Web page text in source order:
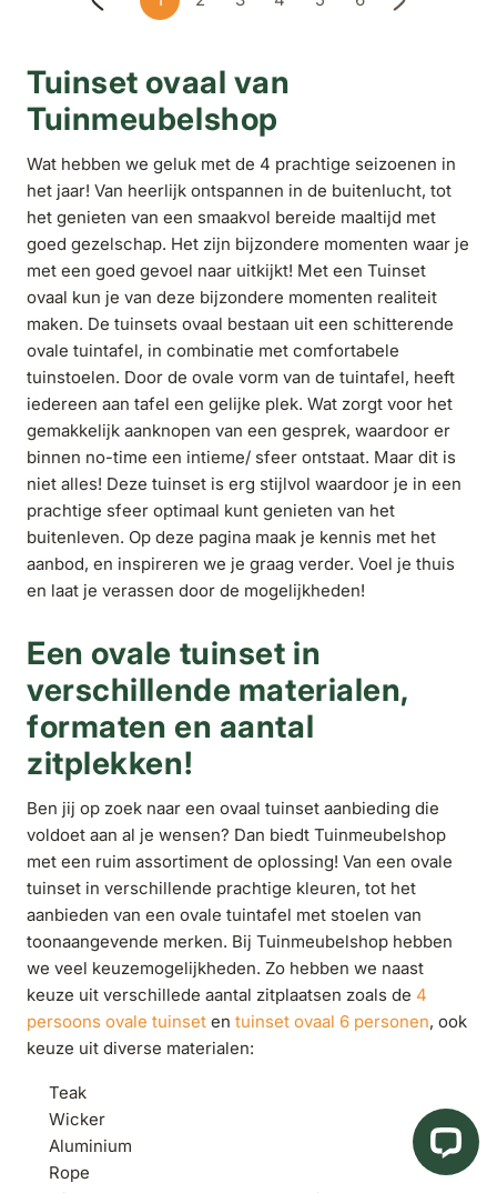
U lees momenteel pagina
PaginaPaginaPaginaPaginaPagina
Tuinset ovaal van
Tuinmeubelshop
Wat hebben we geluk met de 4 prachtige seizoenen in
het jaar! Van heerlijk ontspannen in de buitenlucht, tot
het genieten van een smaakvol bereide maaltijd met
goed gezelschap. Het zijn bijzondere momenten waar je
met een goed gevoel naar uitkijkt! Met een Tuinset
ovaal kun je van deze bijzondere momenten realiteit
maken. De tuinsets ovaal bestaan uit een schitterende
ovale tuintafel, in combinatie met comfortabele
tuinstoelen. Door de ovale vorm van de tuintafel, heeft
iedereen aan tafel een gelijke plek. Wat zorgt voor het
gemakkelijk aanknopen van een gesprek, waardoor er
binnen no-time een intieme/ sfeer ontstaat. Maar dit is
niet alles! Deze tuinset is erg stijlvol waardoor je in een
prachtige sfeer optimaal kunt genieten van het
buitenleven. Op deze pagina maak je kennis met het
aanbod, en inspireren we je graag verder. Voel je thuis
en laat je verassen door de mogelijkheden!
Een ovale tuinset in
verschillende materialen,
formaten en aantal
zitplekken!
Ben jij op zoek naar een ovaal tuinset aanbieding die
voldoet aan al je wensen? Dan biedt Tuinmeubelshop
met een ruim assortiment de oplossing! Van een ovale
tuinset in verschillende prachtige kleuren, tot het
aanbieden van een ovale tuintafel met stoelen van
toonaangevende merken. Bij Tuinmeubelshop hebben
we veel keuzemogelijkheden. Zo hebben we naast
keuze uit verschillede aantal zitplaatsen zoals de 4
persoons ovale tuinset en tuinset ovaal 6 personen, ook
keuze uit diverse materialen:
Teak
Wicker
Aluminium
Rope